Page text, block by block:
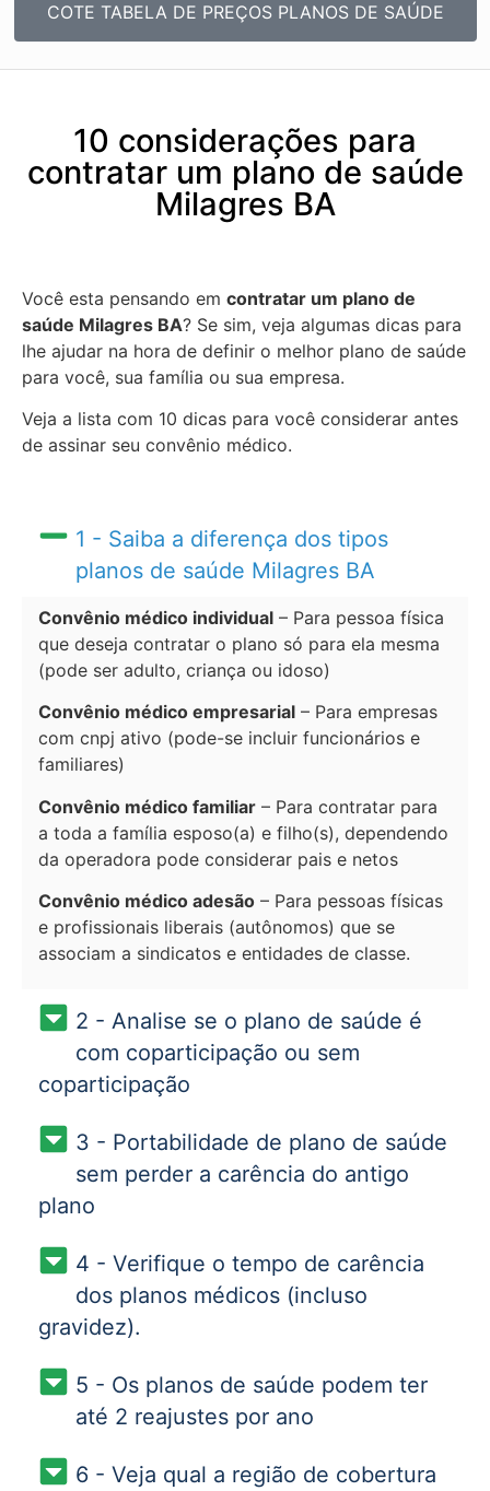
COTE TABELA DE PREÇOS PLANOS DE SAÚDE
10 considerações para
contratar um plano de saúde
Milagres BA
Você esta pensando em contratar um plano de
saúde Milagres BA? Se sim, veja algumas dicas para
lhe ajudar na hora de definir o melhor plano de saúde
para você, sua família ou sua empresa.
Veja a lista com 10 dicas para você considerar antes
de assinar seu convênio médico.
1 - Saiba a diferença dos tipos
planos de saúde Milagres BA
Convênio médico individual – Para pessoa física
que deseja contratar o plano só para ela mesma
(pode ser adulto, criança ou idoso)
Convênio médico empresarial – Para empresas
com cnpj ativo (pode-se incluir funcionários e
familiares)
Convênio médico familiar – Para contratar para
a toda a família esposo(a) e filho(s), dependendo
da operadora pode considerar pais e netos
Convênio médico adesão – Para pessoas físicas
e profissionais liberais (autônomos) que se
associam a sindicatos e entidades de classe.
2 - Analise se o plano de saúde é
com coparticipação ou sem
coparticipação
3 - Portabilidade de plano de saúde
sem perder a carência do antigo
plano
4 - Verifique o tempo de carência
dos planos médicos (incluso
gravidez).
5 - Os planos de saúde podem ter
até 2 reajustes por ano
6 - Veja qual a região de cobertura